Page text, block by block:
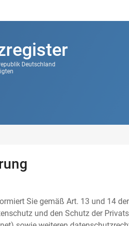
Deutschland
Sie gemäß Art. 13 und 14
und den Schutz der